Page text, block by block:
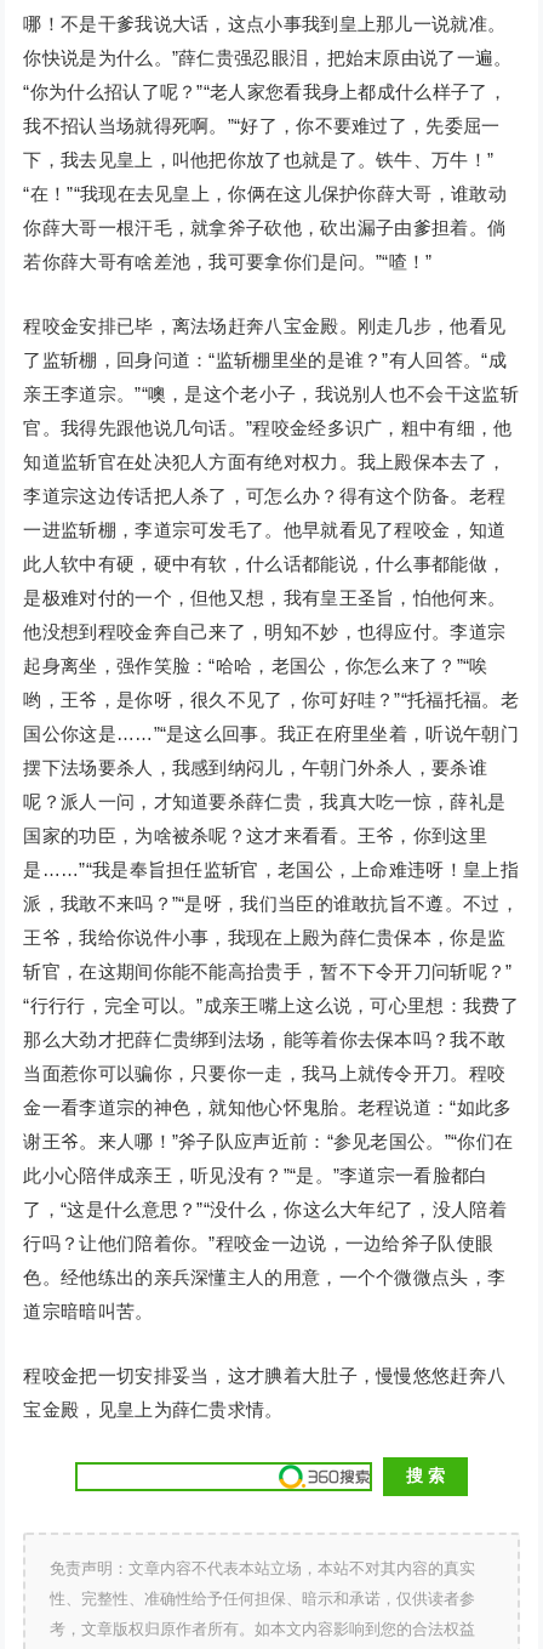
哪！不是干爹我说大话，这点小事我到皇上那儿一说就准。
你快说是为什么。”薛仁贵强忍眼泪，把始末原由说了一遍。
“你为什么招认了呢？”“老人家您看我身上都成什么样子了，
我不招认当场就得死啊。”“好了，你不要难过了，先委屈一
下，我去见皇上，叫他把你放了也就是了。铁牛、万牛！”
“在！”“我现在去见皇上，你俩在这儿保护你薛大哥，谁敢动
你薛大哥一根汗毛，就拿斧子砍他，砍出漏子由爹担着。倘
若你薛大哥有啥差池，我可要拿你们是问。”“喳！”
程咬金安排已毕，离法场赶奔八宝金殿。刚走几步，他看见
了监斩棚，回身问道：“监斩棚里坐的是谁？”有人回答。“成
亲王李道宗。”“噢，是这个老小子，我说别人也不会干这监斩
官。我得先跟他说几句话。”程咬金经多识广，粗中有细，他
知道监斩官在处决犯人方面有绝对权力。我上殿保本去了，
李道宗这边传话把人杀了，可怎么办？得有这个防备。老程
一进监斩棚，李道宗可发毛了。他早就看见了程咬金，知道
此人软中有硬，硬中有软，什么话都能说，什么事都能做，
是极难对付的一个，但他又想，我有皇王圣旨，怕他何来。
他没想到程咬金奔自己来了，明知不妙，也得应付。李道宗
起身离坐，强作笑脸：“哈哈，老国公，你怎么来了？”“唉
哟，王爷，是你呀，很久不见了，你可好哇？”“托福托福。老
国公你这是……”“是这么回事。我正在府里坐着，听说午朝门
摆下法场要杀人，我感到纳闷儿，午朝门外杀人，要杀谁
呢？派人一问，才知道要杀薛仁贵，我真大吃一惊，薛礼是
国家的功臣，为啥被杀呢？这才来看看。王爷，你到这里
是……”“我是奉旨担任监斩官，老国公，上命难违呀！皇上指
派，我敢不来吗？”“是呀，我们当臣的谁敢抗旨不遵。不过，
王爷，我给你说件小事，我现在上殿为薛仁贵保本，你是监
斩官，在这期间你能不能高抬贵手，暂不下令开刀问斩呢？”
“行行行，完全可以。”成亲王嘴上这么说，可心里想：我费了
那么大劲才把薛仁贵绑到法场，能等着你去保本吗？我不敢
当面惹你可以骗你，只要你一走，我马上就传令开刀。程咬
金一看李道宗的神色，就知他心怀鬼胎。老程说道：“如此多
谢王爷。来人哪！”斧子队应声近前：“参见老国公。”“你们在
此小心陪伴成亲王，听见没有？”“是。”李道宗一看脸都白
了，“这是什么意思？”“没什么，你这么大年纪了，没人陪着
行吗？让他们陪着你。”程咬金一边说，一边给斧子队使眼
色。经他练出的亲兵深懂主人的用意，一个个微微点头，李
道宗暗暗叫苦。
程咬金把一切安排妥当，这才腆着大肚子，慢慢悠悠赶奔八
宝金殿，见皇上为薛仁贵求情。
免责声明：文章内容不代表本站立场，本站不对其内容的真实
性、完整性、准确性给予任何担保、暗示和承诺，仅供读者参
考，文章版权归原作者所有。如本文内容影响到您的合法权益